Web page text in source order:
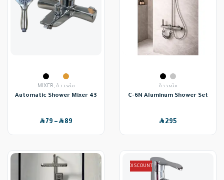
MIXER, متعددة
Automatic Shower Mixer 43
SAR79 – SAR89
متعددة
C-6N Aluminum Shower Set
SAR295
DISCOUNT